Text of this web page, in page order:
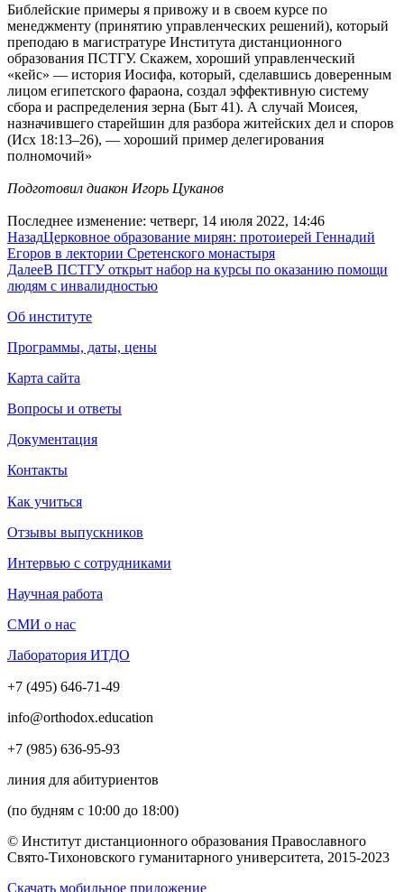
Библейские примеры я привожу и в своем курсе по
менеджменту (принятию управленческих решений), который
преподаю в магистратуре Института дистанционного
образования ПСТГУ. Скажем, хороший управленческий
«кейс» — история Иосифа, который, сделавшись доверенным
лицом египетского фараона, создал эффективную систему
сбора и распределения зерна (Быт 41). А случай Моисея,
назначившего старейшин для разбора житейских дел и споров
(Исх 18:13–26), — хороший пример делегирования
полномочий»
Подготовил диакон Игорь Цуканов
Последнее изменение: четверг, 14 июля 2022, 14:46
НазадЦерковное образование мирян: протоиерей Геннадий
Егоров в лектории Сретенского монастыря
ДалееВ ПСТГУ открыт набор на курсы по оказанию помощи
людям с инвалидностью
Об институте
Программы, даты, цены
Карта сайта
Вопросы и ответы
Документация
Контакты
Как учиться
Отзывы выпускников
Интервью с сотрудниками
Научная работа
СМИ о нас
Лаборатория ИТДО
+7 (495) 646-71-49
info@orthodox.education
+7 (985) 636-95-93
линия для абитуриентов
(по будням с 10:00 до 18:00)
© Институт дистанционного образования Православного
Свято-Тихоновского гуманитарного университета, 2015-2023
Скачать мобильное приложение